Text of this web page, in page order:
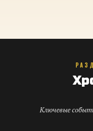
Ключевые